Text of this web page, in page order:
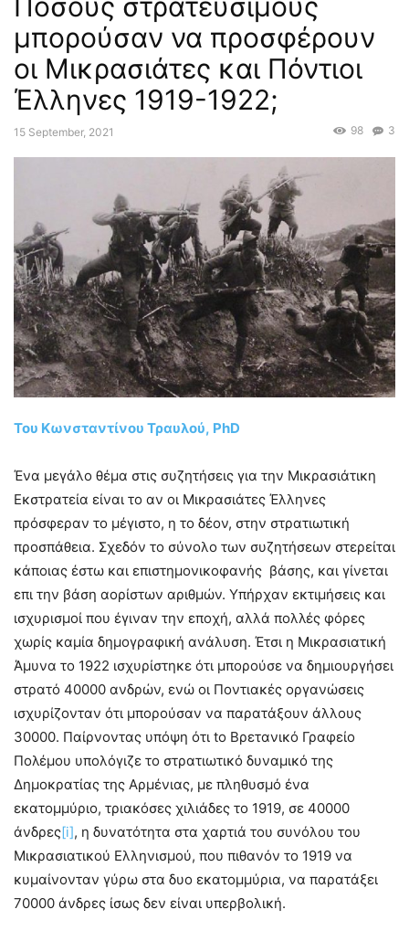
μπορούσαν να προσφέρουν
οι Μικρασιάτες και Πόντιοι
Έλληνες 1919-1922;
15 September, 2021 3
98
Του Κωνσταντίνου Τραυλού, PhD
Ένα μεγάλο θέμα στις συζητήσεις για την Μικρασιάτικη
Εκστρατεία είναι το αν οι Μικρασιάτες Έλληνες
πρόσφεραν το μέγιστο, η το δέον, στην στρατιωτική
προσπάθεια. Σχεδόν το σύνολο των συζητήσεων στερείται
κάποιας έστω και επιστημονικοφανής βάσης, και γίνεται
επι την βάση αορίστων αριθμών. Υπήρχαν εκτιμήσεις και
ισχυρισμοί που έγιναν την εποχή, αλλά πολλές φόρες
χωρίς καμία δημογραφική ανάλυση. Έτσι η Μικρασιατική
Άμυνα το 1922 ισχυρίστηκε ότι μπορούσε να δημιουργήσει
στρατό 40000 ανδρών, ενώ οι Ποντιακές οργανώσεις
ισχυρίζονταν ότι μπορούσαν να παρατάξουν άλλους
30000. Παίρνοντας υπόψη ότι to Βρετανικό Γραφείο
Πολέμου υπολόγιζε το στρατιωτικό δυναμικό της
Δημοκρατίας της Αρμένιας, με πληθυσμό ένα
εκατομμύριο, τριακόσες χιλιάδες το 1919, σε 40000
άνδρες[i], η δυνατότητα στα χαρτιά του συνόλου του
Μικρασιατικού Ελληνισμού, που πιθανόν το 1919 να
κυμαίνονταν γύρω στα δυο εκατομμύρια, να παρατάξει
70000 άνδρες ίσως δεν είναι υπερβολική.